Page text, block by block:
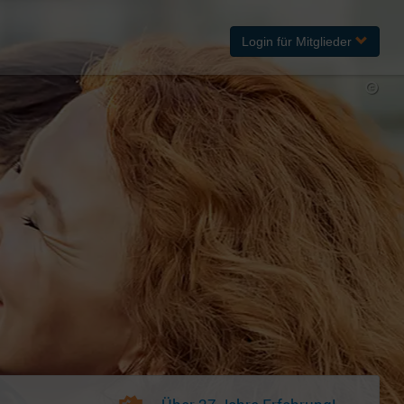
Login für Mitglieder